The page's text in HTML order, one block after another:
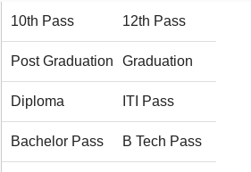
10th Pass 12th Pass
Post Graduation Graduation
Diploma ITI Pass
Bachelor Pass B Tech Pass